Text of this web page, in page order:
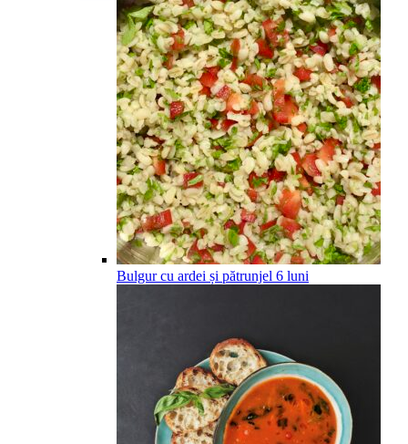
Bulgur cu ardei și pătrunjel 6 luni